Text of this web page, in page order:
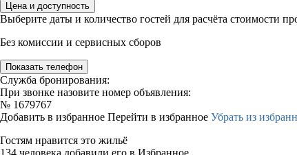
Цена и доступность
Выберите даты и количество гостей для расчёта стоимости
Без комиссии и сервисных сборов
Показать телефон
Служба бронирования:
При звонке назовите номер объявления:
№ 1679767
Добавить в избранное Перейти в избранное Убрать из
Гостям нравится это жильё
134 человека добавили его в Избранное